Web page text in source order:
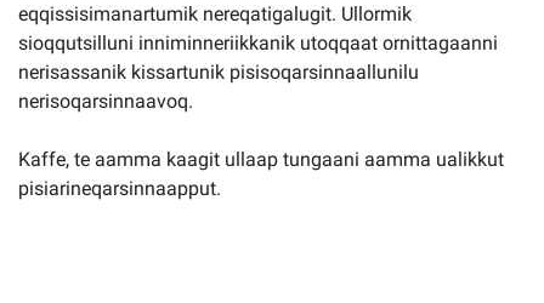
eqqissisimanartumik nereqatigalugit. Ullormik
sioqqutsilluni inniminneriikkanik utoqqaat ornittagaanni
nerisassanik kissartunik pisisoqarsinnaallunilu
nerisoqarsinnaavoq.
Kaffe, te aamma kaagit ullaap tungaani aamma ualikkut
pisiarineqarsinnaapput.